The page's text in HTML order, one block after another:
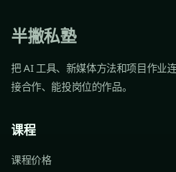
半撇私塾
把 AI 工具、新媒体方法和项目作业
接合作、能投岗位的作品。
课程
课程价格